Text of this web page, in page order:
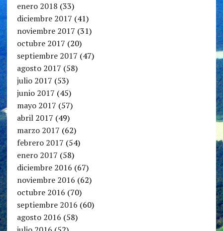
enero 2018 (33)
diciembre 2017 (41)
noviembre 2017 (31)
octubre 2017 (20)
septiembre 2017 (47)
agosto 2017 (58)
julio 2017 (53)
junio 2017 (45)
mayo 2017 (57)
abril 2017 (49)
marzo 2017 (62)
febrero 2017 (54)
enero 2017 (58)
diciembre 2016 (67)
noviembre 2016 (62)
octubre 2016 (70)
septiembre 2016 (60)
agosto 2016 (58)